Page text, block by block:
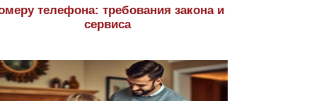
телефона: требования закона и
сервиса